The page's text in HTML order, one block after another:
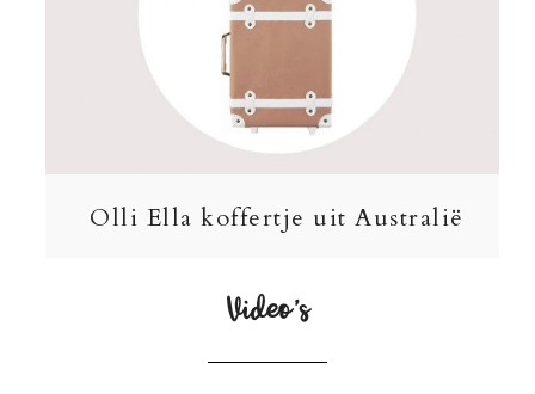
Olli Ella koffertje uit Australië
Video’s